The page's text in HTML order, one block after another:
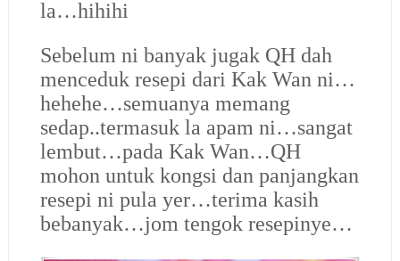
la…hihihi
Sebelum ni banyak jugak QH dah
menceduk resepi dari Kak Wan ni…
hehehe…semuanya memang
sedap..termasuk la apam ni…sangat
lembut…pada Kak Wan…QH
mohon untuk kongsi dan panjangkan
resepi ni pula yer…terima kasih
bebanyak…jom tengok resepinye…